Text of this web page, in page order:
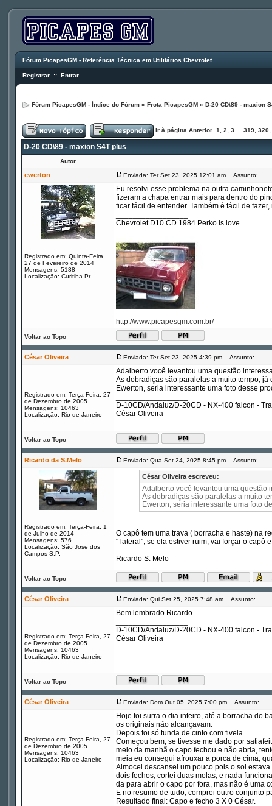
Fórum PicapesGM - Referência Técnica em Utilitários Chevrolet
Registrar :: Entrar
Fórum PicapesGM - Índice do Fórum » Frota PicapesGM » D-20 CD\89 - maxion
Ir à página Anterior 1 2 3 319 320
D-20 CD\89 - maxion S4T plus
Autor
ewerton Enviada: Ter Set 23, 2025 12:01 am Assunto:
Registrado em: Quinta-Feira,
27 de Fevereiro de 2014
Mensagens: 5188
Localização: Curitiba-Pr
Eu resolvi esse problema na outra
fizeram a chapa entrar mais para dentro do
ficar fácil de entender. Também é fácil de
Chevrolet D10 CD 1984 Perko is love.
http://www.picapesgm.com.br/
Voltar ao Topo
César Oliveira Enviada: Ter Set 23, 2025 4:39 pm Assunto:
Registrado em: Terça-Feira, 27
de Dezembro de 2005
Mensagens: 10463
Localização: Rio de Janeiro
Adalberto você levantou uma questão
As dobradiças são paralelas a muito tempo,
Ewerton, seria interessante uma foto desse
D-10CD/Andaluz/D-20CD - NX-400 falcon -
César Oliveira
Voltar ao Topo
Ricardo da S.Melo Enviada: Qua Set 24, 2025 8:45 pm Assunto:
Registrado em: Terça-Feira, 1
de Julho de 2014
Mensagens: 576
Localização: São Jose dos
Campos S.P.
César Oliveira escreveu:
Adalberto você levantou uma questão
As dobradiças são paralelas a muito
Ewerton, seria interessante uma foto
O capô tem uma trava ( borracha e haste) na
" lateral", se ela estiver ruim, vai forçar o capô
Ricardo S. Melo
Voltar ao Topo
César Oliveira Enviada: Qui Set 25, 2025 7:48 am Assunto:
Registrado em: Terça-Feira, 27
de Dezembro de 2005
Mensagens: 10463
Localização: Rio de Janeiro
Bem lembrado Ricardo.
D-10CD/Andaluz/D-20CD - NX-400 falcon -
César Oliveira
Voltar ao Topo
César Oliveira Enviada: Dom Out 05, 2025 7:00 pm Assunto:
Registrado em: Terça-Feira, 27
de Dezembro de 2005
Mensagens: 10463
Localização: Rio de Janeiro
Hoje foi surra o dia inteiro, até a borracha do
os originais não alcançavam.
Depois foi só tunda de cinto com fivela.
Começou bem, se tivesse me dado por
meio da manhã o capo fechou e não abria,
meia eu consegui afrouxar a porca de cima,
Almocei descansei um pouco pois o sol
dois fechos, cortei duas molas, e nada
da para abrir o capo por fora, mas não é uma
E no resumo de tudo, comprei outro conjunto
Resultado final: Capo e fecho 3 X 0 César.